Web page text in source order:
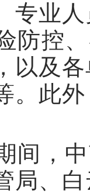
专业
防控
以及
。此
，中
局、